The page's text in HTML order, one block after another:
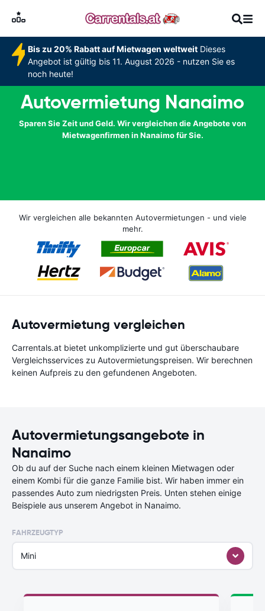
Bis zu 20% Rabatt auf Mietwagen weltweitDieses
Angebot ist gültig bis 11. August 2026 - nutzen Sie es
noch heute!
Autovermietung Nanaimo
Sparen Sie Zeit und Geld. Wir vergleichen die Angebote von
Mietwagenfirmen in Nanaimo für Sie.
Wir vergleichen alle bekannten Autovermietungen - und viele
mehr.
Autovermietung vergleichen
Carrentals.at bietet unkomplizierte und gut überschaubare
Vergleichsservices zu Autovermietungspreisen. Wir berechnen
keinen Aufpreis zu den gefundenen Angeboten.
Autovermietungsangebote in
Nanaimo
Ob du auf der Suche nach einem kleinen Mietwagen oder
einem Kombi für die ganze Familie bist. Wir haben immer ein
passendes Auto zum niedrigsten Preis. Unten stehen einige
Beispiele aus unserem Angebot in Nanaimo.
FAHRZEUGTYP
Mini